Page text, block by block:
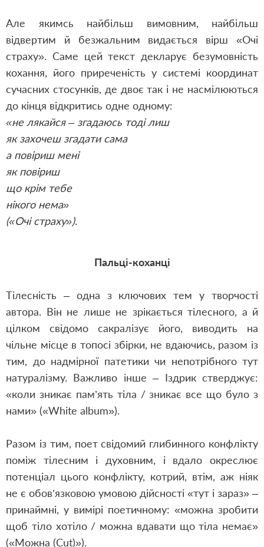
Але якимсь найбільш вимовним, найбільш
відвертим й безжальним видається вірш «Очі
страху». Саме цей текст декларує безумовність
кохання, його приреченість у системі координат
сучасних стосунків, де двоє так і не насмілюються
до кінця відкритись одне одному:
«не лякайся – згадаюсь тоді лиш
як захочеш згадати сама
а повіриш мені
як повіриш
що крім тебе
нікого нема»
(«Очі страху»).
Пальці-коханці
Тілесність – одна з ключових тем у творчості
автора. Він не лише не зрікається тілесного, а й
цілком свідомо сакралізує його, виводить на
чільне місце в топосі збірки, не вдаючись, разом із
тим, до надмірної патетики чи непотрібного тут
натуралізму. Важливо інше – Іздрик стверджує:
«коли зникає пам’ять тіла / зникає все що було з
нами» («White album»).
Разом із тим, поет свідомий глибинного конфлікту
поміж тілесним і духовним, і вдало окреслює
потенціал цього конфлікту, котрий, втім, аж ніяк
не є обов’язковою умовою дійсності «тут і зараз» –
принаймні, у вимірі поетичному: «можна зробити
щоб тіло хотіло / можна вдавати що тіла немає»
(«Можна (Cut)»).